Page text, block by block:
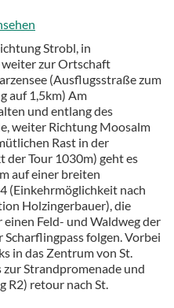
Strobl, in
zur Ortschaft
(Ausflugsstraße zum
auf 1,5km) Am
und entlang des
weiter Richtung Moosalm
Rast in der
Tour 1030m) geht es
auf einer breiten
(Einkehrmöglichkeit nach
Holzingerbauer), die
Feld- und Waldweg der
folgen. Vorbei
in das Zentrum von St.
Strandpromenade und
R2) retour nach St.